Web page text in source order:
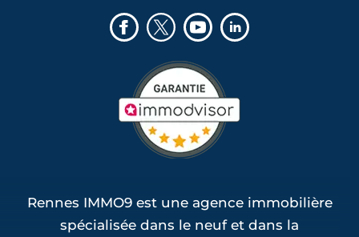
Rennes IMMO9 est une agence immobilière
spécialisée dans le neuf et dans la